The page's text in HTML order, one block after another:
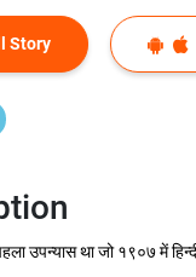
Story
उपन्यास था जो १९०७ में